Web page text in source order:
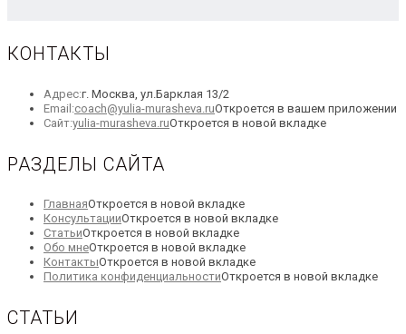
КОНТАКТЫ
Адрес:г. Москва, ул.Барклая 13/2
Email:coach@yulia-murasheva.ruОткроется в вашем приложении
Сайт:yulia-murasheva.ruОткроется в новой вкладке
РАЗДЕЛЫ САЙТА
ГлавнаяОткроется в новой вкладке
КонсультацииОткроется в новой вкладке
СтатьиОткроется в новой вкладке
Обо мнеОткроется в новой вкладке
КонтактыОткроется в новой вкладке
Политика конфиденциальностиОткроется в новой вкладке
СТАТЬИ